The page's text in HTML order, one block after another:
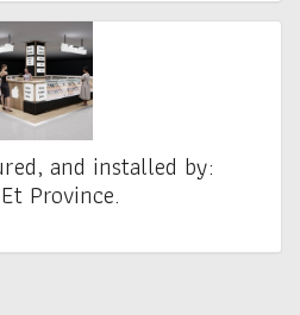
and installed by:
Province.